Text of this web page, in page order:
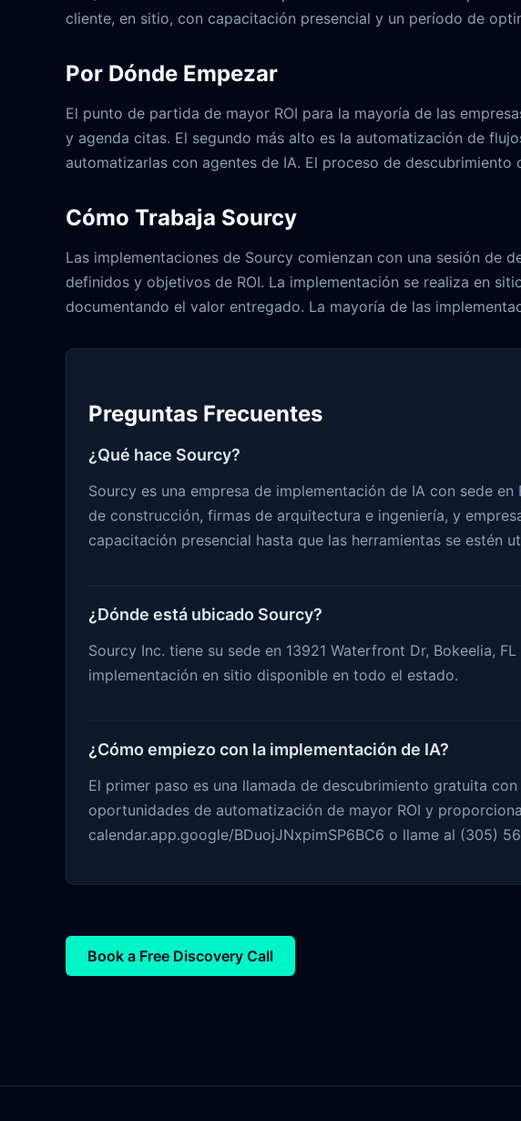
cliente, en sitio, con capacitación presencial y un período de
Por Dónde Empezar
El punto de partida de mayor ROI para la mayoría de las
y agenda citas. El segundo más alto es la automatización de
automatizarlas con agentes de IA. El proceso de
Cómo Trabaja Sourcy
Las implementaciones de Sourcy comienzan con una sesión de
definidos y objetivos de ROI. La implementación se realiza en
documentando el valor entregado. La mayoría de las
Preguntas Frecuentes
¿Qué hace Sourcy?
Sourcy es una empresa de implementación de IA con sede
de construcción, firmas de arquitectura e ingeniería, y
capacitación presencial hasta que las herramientas se estén
¿Dónde está ubicado Sourcy?
Sourcy Inc. tiene su sede en 13921 Waterfront Dr, Bokeelia,
implementación en sitio disponible en todo el estado.
¿Cómo empiezo con la implementación de IA?
El primer paso es una llamada de descubrimiento gratuita
oportunidades de automatización de mayor ROI y
calendar.app.google/BDuojJNxpimSP6BC6 o llame al (305)
Book a Free Discovery Call